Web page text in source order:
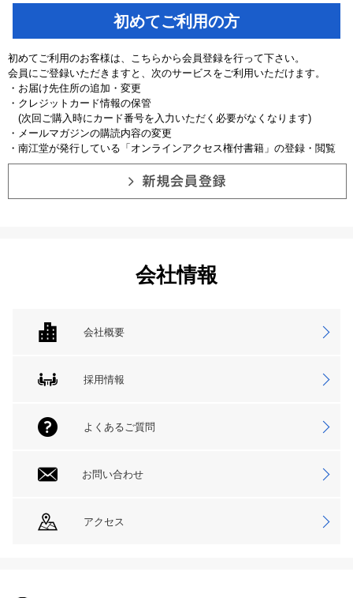
初めてご利用の方
初めてご利用のお客様は、こちらから会員登録を行って下さい。
会員にご登録いただきますと、次のサービスをご利用いただけます。
・お届け先住所の追加・変更
・クレジットカード情報の保管
(次回ご購入時にカード番号を入力いただく必要がなくなります)
・メールマガジンの購読内容の変更
・南江堂が発行している「オンラインアクセス権付書籍」の登録・閲覧
会社情報
会社概要
採用情報
よくあるご質問
お問い合わせ
アクセス